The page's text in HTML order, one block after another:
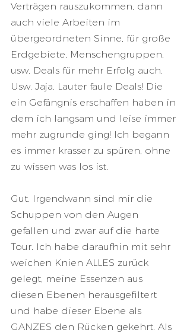
Verträgen rauszukommen, dann
auch viele Arbeiten im
übergeordneten Sinne, für große
Erdgebiete, Menschengruppen,
usw. Deals für mehr Erfolg auch.
Usw. Jaja. Lauter faule Deals! Die
ein Gefängnis erschaffen haben in
dem ich langsam und leise immer
mehr zugrunde ging! Ich begann
es immer krasser zu spüren, ohne
zu wissen was los ist.
Gut. Irgendwann sind mir die
Schuppen von den Augen
gefallen und zwar auf die harte
Tour. Ich habe daraufhin mit sehr
weichen Knien ALLES zurück
gelegt, meine Essenzen aus
diesen Ebenen herausgefiltert
und habe dieser Ebene als
GANZES den Rücken gekehrt. Als